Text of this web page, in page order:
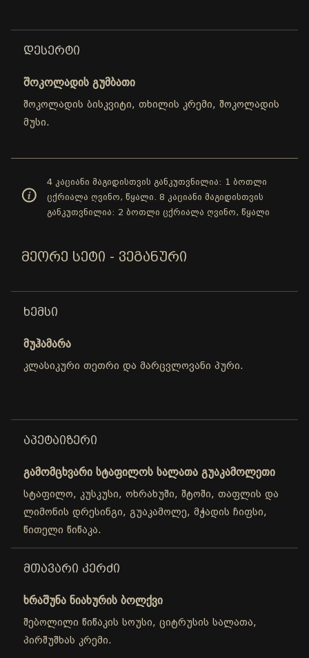
ᲓᲔᲡᲔᲠᲢᲘ
შოკოლადის გუმბათი
შოკოლადის ბისკვიტი, თხილის კრემი, შოკოლადის
მუსი.
4 კაციანი მაგიდისთვის განკუთვნილია: 1 ბოთლი
ცქრიალა ღვინო, წყალი. 8 კაციანი მაგიდისთვის
განკუთვნილია: 2 ბოთლი ცქრიალა ღვინო, წყალი
ᲛᲔᲝᲠᲔ ᲡᲔᲢᲘ - ᲕᲔᲒᲐᲜᲣᲠᲘ
ᲮᲔᲛᲡᲘ
მუჰამარა
კლასიკური თეთრი და მარცვლოვანი პური.
ᲐᲞᲔᲢᲐᲘᲖᲔᲠᲘ
გამომცხვარი სტაფილოს სალათა გუაკამოლეთი
სტაფილო, კუსკუსი, ოხრახუში, შტოში, თაფლის და
ლიმონის დრესინგი, გუაკამოლე, მჭადის ჩიფსი,
წითელი წიწაკა.
ᲛᲗᲐᲕᲐᲠᲘ ᲙᲔᲠᲫᲘ
ხრაშუნა ნიახურის ბოლქვი
შებოლილი წიწაკის სოუსი, ციტრუსის სალათა,
პირშუშხას კრემი.